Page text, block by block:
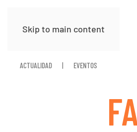
Skip to main content
ACTUALIDAD EVENTOS